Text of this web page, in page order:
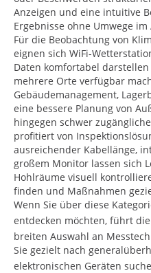
Anzeigen und eine intuitive
Ergebnisse ohne Umwege
Für die Beobachtung von
eignen sich WiFi-
Daten komfortabel
mehrere Orte verfügbar
Gebäudemanagement,
eine bessere Planung von
hingegen schwer
profitiert von
ausreichender Kabellänge,
großem Monitor lassen sich
Hohlräume visuell
finden und Maßnahmen
Wenn Sie über diese
entdecken möchten, führt die
breiten Auswahl an
Sie gezielt nach
elektronischen Geräten